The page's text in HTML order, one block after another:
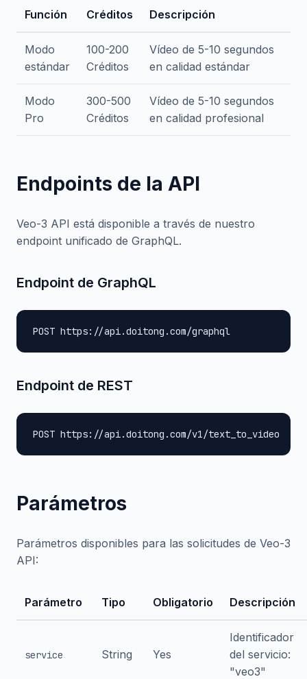
Función Créditos Descripción
Modo
estándar
100-200
Créditos
Vídeo de 5-10 segundos
en calidad estándar
Modo
Pro
300-500
Créditos
Vídeo de 5-10 segundos
en calidad profesional
Endpoints de la API
Veo-3 API está disponible a través de nuestro
endpoint unificado de GraphQL.
Endpoint de GraphQL
POST https://api.doitong.com/graphql
Endpoint de REST
POST https://api.doitong.com/v1/text_to_video
Parámetros
Parámetros disponibles para las solicitudes de Veo-3
API:
Parámetro Tipo Obligatorio Descripción
service String Yes
Identificador
del servicio:
"veo3"